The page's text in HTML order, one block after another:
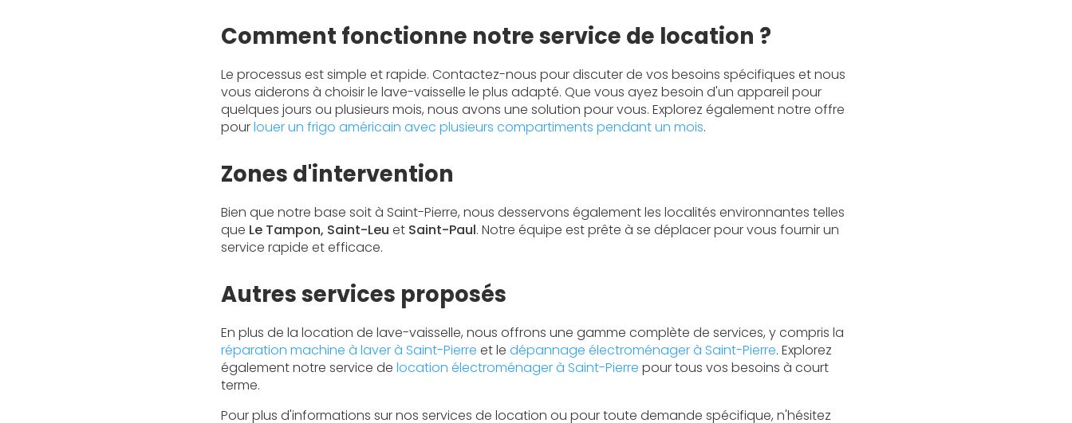
Comment fonctionne notre service de location ?
Le processus est simple et rapide. Contactez-nous pour discuter de vos besoins spécifiques et nous
vous aiderons à choisir le lave-vaisselle le plus adapté. Que vous ayez besoin d'un appareil pour
quelques jours ou plusieurs mois, nous avons une solution pour vous. Explorez également notre offre
pourlouer un frigo américain avec plusieurs compartiments pendant un mois.
Zones d'intervention
Bien que notre base soit à Saint-Pierre, nous desservons également les localités environnantes telles
que Le Tampon, Saint-Leu et Saint-Paul. Notre équipe est prête à se déplacer pour vous fournir un
service rapide et efficace.
Autres services proposés
En plus de la location de lave-vaisselle, nous offrons une gamme complète de services, y compris la
réparation machine à laver à Saint-Pierre et le dépannage électroménager à Saint-Pierre. Explorez
également notre service de location électroménager à Saint-Pierre pour tous vos besoins à court
terme.
Pour plus d'informations sur nos services de location ou pour toute demande spécifique, n'hésitez